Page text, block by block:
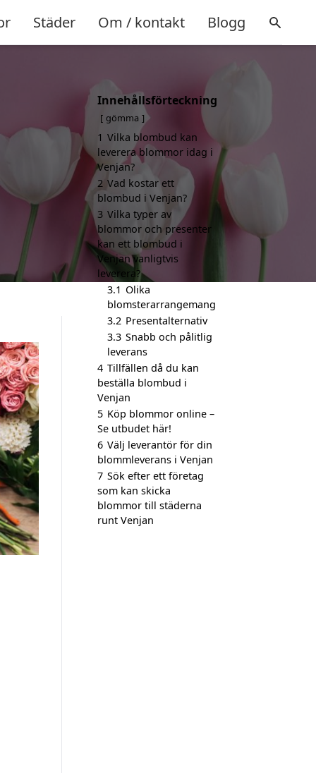
Städer Om / kontakt Blogg
Innehållsförteckning
gömma
1 Vilka blombud kan
leverera blommor idag i
Venjan?
2 Vad kostar ett
blombud i Venjan?
3 Vilka typer av
blommor och presenter
kan ett blombud i
Venjan vanligtvis
leverera?
3.1 Olika
blomsterarrangemang
3.2 Presentalternativ
3.3 Snabb och pålitlig
leverans
4 Tillfällen då du kan
beställa blombud i
Venjan
5 Köp blommor online –
Se utbudet här!
6 Välj leverantör för din
blommleverans i Venjan
7 Sök efter ett företag
som kan skicka
blommor till städerna
runt Venjan